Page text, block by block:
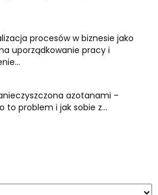
procesów w biznesie jako
uporządkowanie pracy i
azotanami –
to problem i jak sobie z...